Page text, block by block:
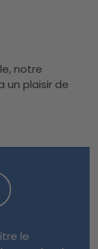
notre
un plaisir de
le